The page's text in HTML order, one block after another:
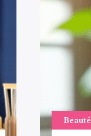
Beauté